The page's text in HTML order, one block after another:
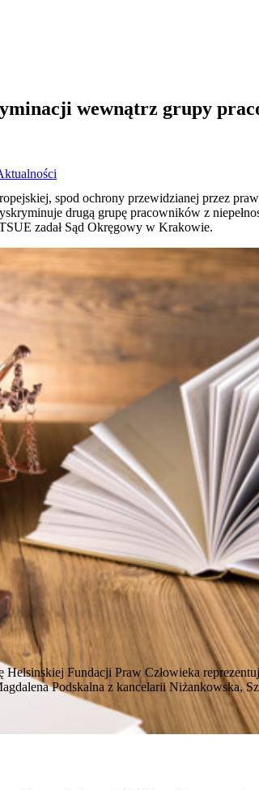
wewnątrz grupy
spod ochrony przewidzianej przez
drugą grupę pracowników z
zadał Sąd Okręgowy w Krakowie.
Fundacji Praw Człowieka
Podskalna z kancelarii Niżankowska,